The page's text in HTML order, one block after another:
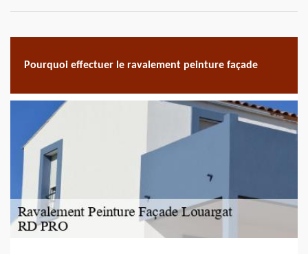
Pourquoi effectuer le ravalement peinture façade